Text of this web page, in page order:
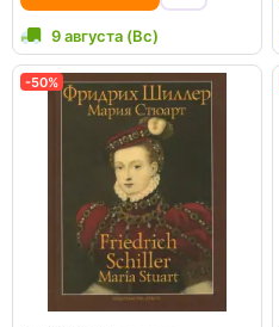
9 августа (Вс)
-50%